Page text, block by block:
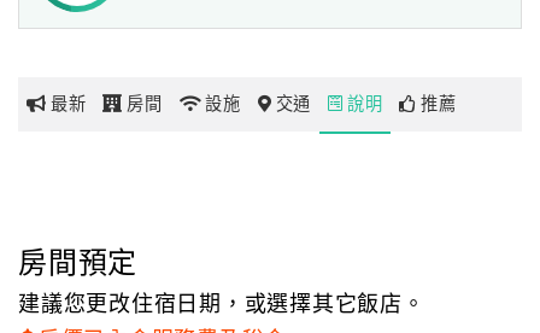
玩
地
圖
最新 房間 設施 交通 說明 推薦
房間預定
建議您更改住宿日期，或選擇其它飯店。